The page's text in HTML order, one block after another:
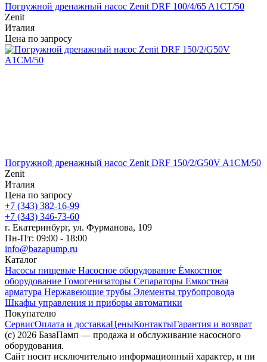
Погружной дренажный насос Zenit DRF 100/4/65 A1CT/50
Zenit
Италия
Цена по запросу
Погружной дренажный насос Zenit DRF 150/2/G50V A1CM/50
Zenit
Италия
Цена по запросу
+7 (343) 382-16-99
+7 (343) 346-73-‬60
г. Екатеринбург, ул. Фурманова, 109
Пн-Пт: 09:00 - 18:00
info@bazapump.ru
Каталог
Насосы пищевые Насосное оборудование Ёмкостное
оборудование Гомогенизаторы Сепараторы Емкостная
арматура Нержавеющие трубы Элементы трубопровода
Шкафы управления и приборы автоматики
Покупателю
СервисОплата и доставкаЦеныКонтактыГарантия и возврат
(c) 2026 БазаПамп — продажа и обслуживание насосного
оборудования.
Сайт носит исключительно информационный характер, и ни